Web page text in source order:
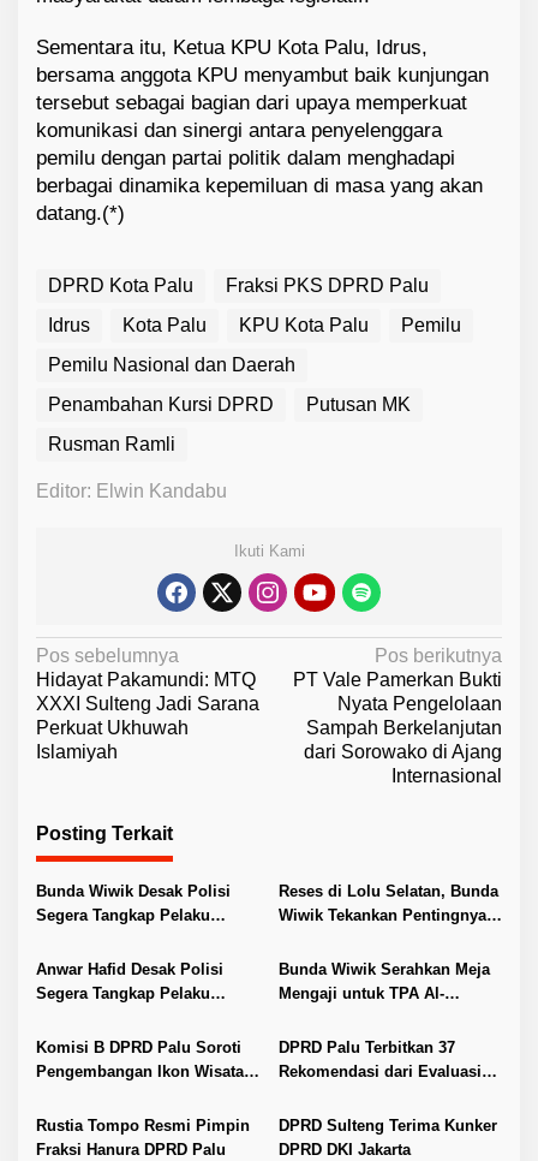
Sementara itu, Ketua KPU Kota Palu, Idrus,
bersama anggota KPU menyambut baik kunjungan
tersebut sebagai bagian dari upaya memperkuat
komunikasi dan sinergi antara penyelenggara
pemilu dengan partai politik dalam menghadapi
berbagai dinamika kepemiluan di masa yang akan
datang.(*)
DPRD Kota Palu
Fraksi PKS DPRD Palu
Idrus
Kota Palu KPU Kota Palu
Pemilu
Pemilu Nasional dan Daerah
Penambahan Kursi DPRD
Putusan MK
Rusman Ramli
Editor: Elwin Kandabu
Ikuti Kami
N
a
v
i
a
s
i
p
o
s
Pos sebelumnya
Hidayat Pakamundi: MTQ
XXXI Sulteng Jadi Sarana
Perkuat Ukhuwah
Islamiyah
Pos berikutnya
PT Vale Pamerkan Bukti
Nyata Pengelolaan
Sampah Berkelanjutan
dari Sorowako di Ajang
Internasional
Posting Terkait
Bunda Wiwik Desak Polisi
Segera Tangkap Pelaku
di Duyu
Reses di Lolu Selatan, Bunda
Wiwik Tekankan Pentingnya
Anwar Hafid Desak Polisi
Segera Tangkap Pelaku
di Duyu
Bunda Wiwik Serahkan Meja
Mengaji untuk TPA Al-
Komisi B DPRD Palu Soroti
Pengembangan Ikon Wisata
DPRD Palu Terbitkan 37
Rekomendasi dari Evaluasi
Rustia Tompo Resmi Pimpin
Fraksi Hanura DPRD Palu
DPRD Sulteng Terima Kunker
DPRD DKI Jakarta